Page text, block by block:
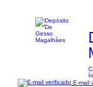
E-mail